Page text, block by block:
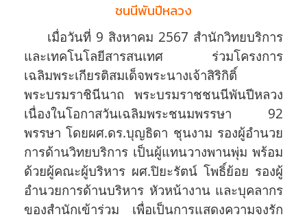
ชนนีพันปีหลวง
เมื่อวันที่ 9 สิงหาคม 2567 สำนักวิทยบริการ
และเทคโนโลยีสารสนเทศ ร่วมโครงการ
เฉลิมพระเกียรติสมเด็จพระนางเจ้าสิริกิติ์
พระบรมราชินีนาถ พระบรมราชชนนีพันปีหลวง
เนื่องในโอกาสวันเฉลิมพระชนมพรรษา 92
พรรษา โดยผศ.ดร.บุญธิดา ชุนงาม รองผู้อำนวย
การด้านวิทยบริการ เป็นผู้แทนวางพานพุ่ม พร้อม
ด้วยผู้คณะผู้บริหาร ผศ.ปิยะรัตน์ โพธิ์ย้อย รองผู้
อำนวยการด้านบริหาร หัวหน้างาน และบุคลากร
ของสำนักเข้าร่วม เพื่อเป็นการแสดงความจงรัก